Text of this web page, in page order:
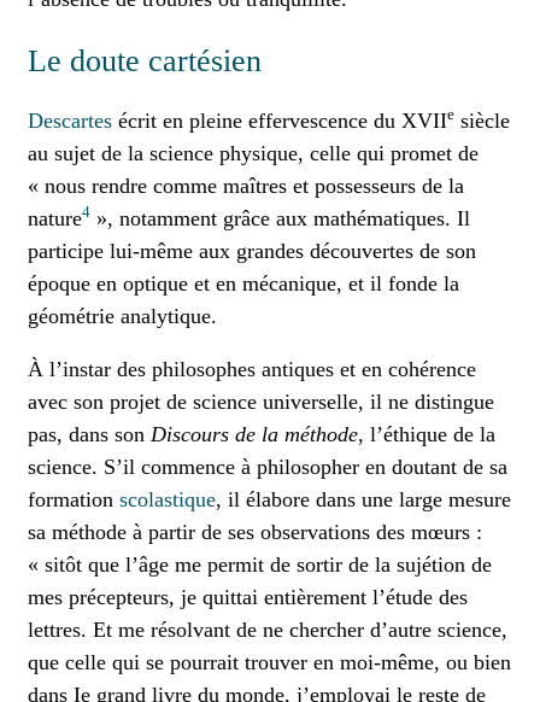
Le doute cartésien
Descartes écrit en pleine effervescence du XVIIe siècle
au sujet de la science physique, celle qui promet de
« nous rendre comme maîtres et possesseurs de la
nature4 », notamment grâce aux mathématiques. Il
participe lui-même aux grandes découvertes de son
époque en optique et en mécanique, et il fonde la
géométrie analytique.
À l’instar des philosophes antiques et en cohérence
avec son projet de science universelle, il ne distingue
pas, dans son Discours de la méthode, l’éthique de la
science. S’il commence à philosopher en doutant de sa
formation scolastique, il élabore dans une large mesure
sa méthode à partir de ses observations des mœurs :
« sitôt que l’âge me permit de sortir de la sujétion de
mes précepteurs, je quittai entièrement l’étude des
lettres. Et me résolvant de ne chercher d’autre science,
que celle qui se pourrait trouver en moi-même, ou bien
dans Ie grand livre du monde, j’employai le reste de